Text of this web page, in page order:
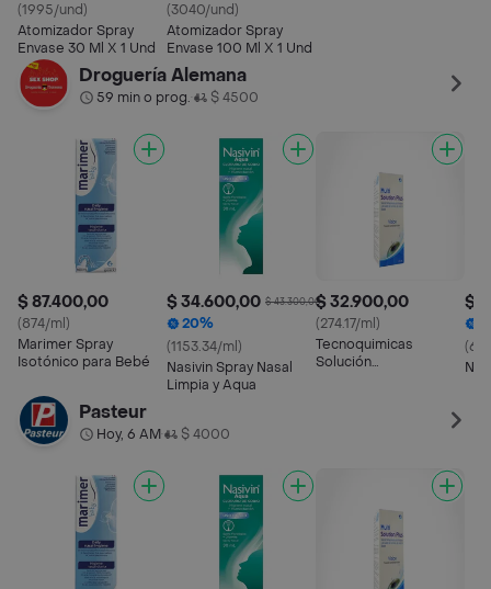
(1995/und)
Atomizador Spray
Envase 30 Ml X 1 Und
(3040/und)
Atomizador Spray
Envase 100 Ml X 1 Und
Droguería Alemana
59 min o prog.• $ 4500
$ 87.400,00
(874/ml)
Marimer Spray
Isotónico para Bebé
$ 34.600,00 $ 43.300,00
20%
(1153.34/ml)
Nasivin Spray Nasal
Limpia y Aqua
$ 32.900,00
(274.17/ml)
Tecnoquimicas
Solución
$
Pasteur
Hoy, 6 AM• $ 4000